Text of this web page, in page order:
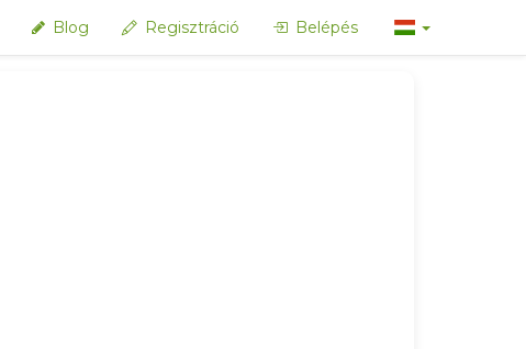
Blog Regisztráció Belépés